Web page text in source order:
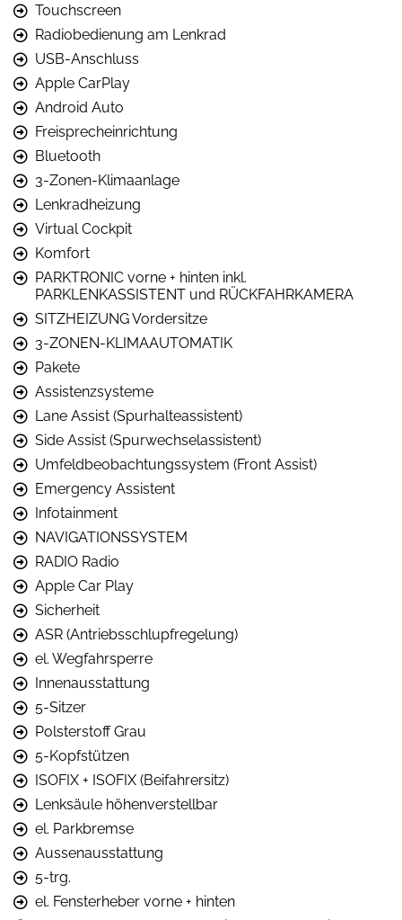
Touchscreen
Radiobedienung am Lenkrad
USB-Anschluss
Apple CarPlay
Android Auto
Freisprecheinrichtung
Bluetooth
3-Zonen-Klimaanlage
Lenkradheizung
Virtual Cockpit
Komfort
PARKTRONIC vorne + hinten inkl.
PARKLENKASSISTENT und RÜCKFAHRKAMERA
SITZHEIZUNG Vordersitze
3-ZONEN-KLIMAAUTOMATIK
Pakete
Assistenzsysteme
Lane Assist (Spurhalteassistent)
Side Assist (Spurwechselassistent)
Umfeldbeobachtungssystem (Front Assist)
Emergency Assistent
Infotainment
NAVIGATIONSSYSTEM
RADIO Radio
Apple Car Play
Sicherheit
ASR (Antriebsschlupfregelung)
el. Wegfahrsperre
Innenausstattung
5-Sitzer
Polsterstoff Grau
5-Kopfstützen
ISOFIX + ISOFIX (Beifahrersitz)
Lenksäule höhenverstellbar
el. Parkbremse
Aussenausstattung
5-trg.
el. Fensterheber vorne + hinten